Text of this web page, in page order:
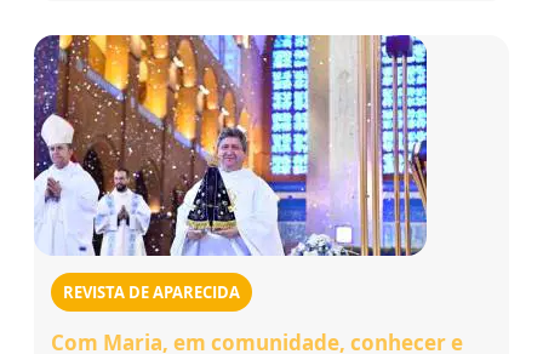
REVISTA DE APARECIDA
Com Maria, em comunidade, conhecer e